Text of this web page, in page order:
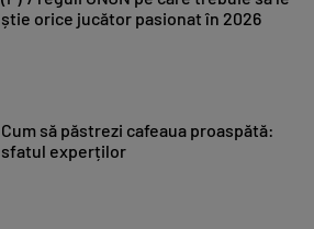
știe orice jucător pasionat în 2026
Cum să păstrezi cafeaua proaspătă:
sfatul experților